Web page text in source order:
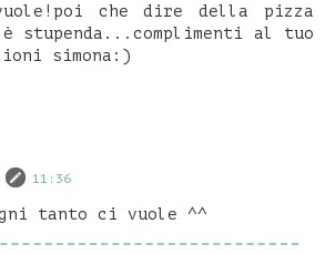
che dire della pizza
stupenda...complimenti al tuo
simona:)
11:36
tanto ci vuole ^^